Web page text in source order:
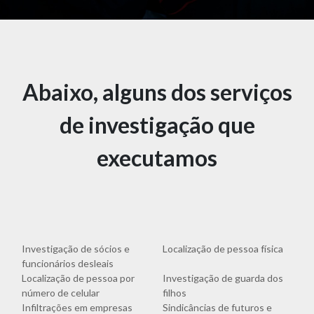
Abaixo, alguns dos serviços
de investigação que
executamos
Investigação de sócios e
funcionários desleais
Localização de pessoa física
Localização de pessoa por
número de celular
Investigação de guarda dos
filhos
Infiltrações em empresas
Sindicâncias de futuros e